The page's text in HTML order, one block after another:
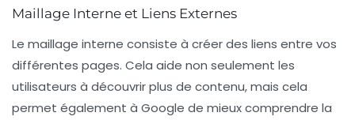
Maillage Interne et Liens Externes
Le maillage interne consiste à créer des liens entre vos
différentes pages. Cela aide non seulement les
utilisateurs à découvrir plus de contenu, mais cela
permet également à Google de mieux comprendre la